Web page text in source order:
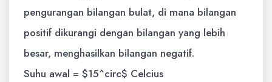
pengurangan bilangan bulat, di mana bilangan
positif dikurangi dengan bilangan yang lebih
besar, menghasilkan bilangan negatif.
Suhu awal = $15^circ$ Celcius